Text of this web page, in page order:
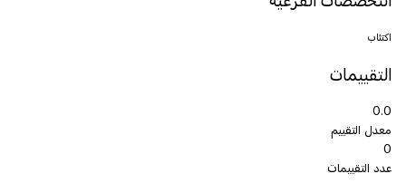
اكتئاب
التقييمات
0.0
معدل التقييم
0
عدد التقييمات